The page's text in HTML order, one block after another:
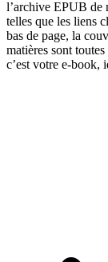
l’archive EPUB de
telles que les liens
bas de page, la
matières sont
c’est votre e‑book,